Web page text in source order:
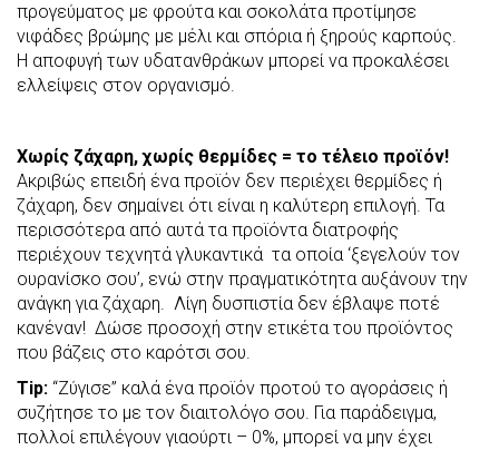
προγεύματος με φρούτα και σοκολάτα προτίμησε
νιφάδες βρώμης με μέλι και σπόρια ή ξηρούς καρπούς.
Η αποφυγή των υδατανθράκων μπορεί να προκαλέσει
ελλείψεις στον οργανισμό.
Χωρίς ζάχαρη, χωρίς θερμίδες = το τέλειο προϊόν!
Ακριβώς επειδή ένα προϊόν δεν περιέχει θερμίδες ή
ζάχαρη, δεν σημαίνει ότι είναι η καλύτερη επιλογή. Τα
περισσότερα από αυτά τα προϊόντα διατροφής
περιέχουν τεχνητά γλυκαντικά τα οποία ‘ξεγελούν τον
ουρανίσκο σου’, ενώ στην πραγματικότητα αυξάνουν την
ανάγκη για ζάχαρη. Λίγη δυσπιστία δεν έβλαψε ποτέ
κανέναν! Δώσε προσοχή στην ετικέτα του προϊόντος
που βάζεις στο καρότσι σου.
Tip: “Ζύγισε” καλά ένα προϊόν προτού το αγοράσεις ή
συζήτησε το με τον διαιτολόγο σου. Για παράδειγμα,
πολλοί επιλέγουν γιαούρτι – 0%, μπορεί να μην έχει